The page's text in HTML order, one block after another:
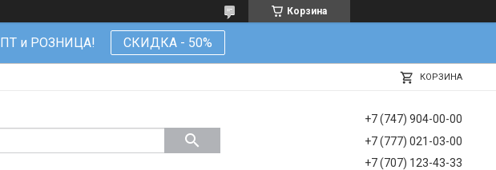
Корзина
и РОЗНИЦА! СКИДКА - 50%
КОРЗИНА
+7 (747) 904-00-00
+7 (777) 021-03-00
+7 (707) 123-43-33